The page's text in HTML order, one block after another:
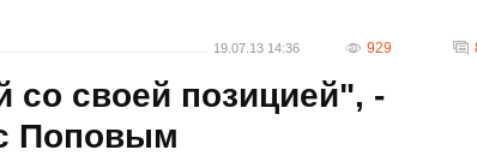
19.07.13 14:36 929
своей позицией", -
Поповым